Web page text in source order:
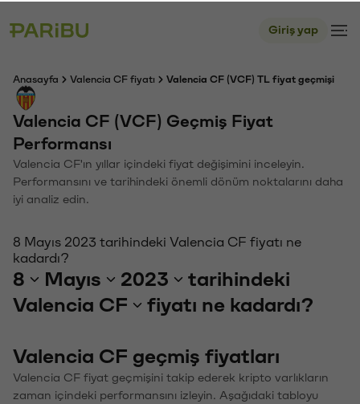
Giriş yap
Anasayfa Valencia CF fiyatı Valencia CF (VCF) TL fiyat geçmişi
Valencia CF (VCF) Geçmiş Fiyat
Performansı
Valencia CF'ın yıllar içindeki fiyat değişimini inceleyin.
Performansını ve tarihindeki önemli dönüm noktalarını daha
iyi analiz edin.
8 Mayıs 2023 tarihindeki Valencia CF fiyatı ne
kadardı?
8 Mayıs 2023
tarihindeki
Valencia CF
fiyatı ne kadardı?
Valencia CF geçmiş fiyatları
Valencia CF fiyat geçmişini takip ederek kripto varlıkların
zaman içindeki performansını izleyin. Aşağıdaki tabloyu